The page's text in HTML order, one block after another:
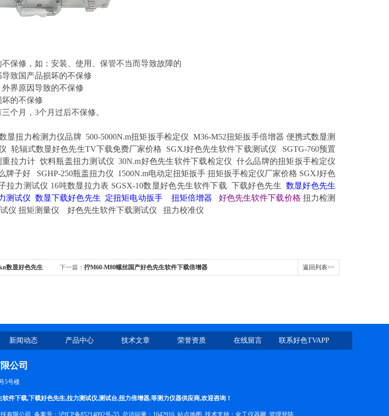
，如：安装、使用、保管不当而导致故障的
致国产品损坏的不保修
，外界原因导致的不保修
的不保修
，3个月过后不保修。
显扭力检测力仪品牌 500-5000N.m扭矩扳手检定仪 M36-M52扭矩扳手倍增器 便携式数显测
轮辐式数显好色先生TV下载免费厂家价格 SGXJ好色先生软件下载测试仪
SGTG-760预置
重拉力计 饮料瓶盖扭力测试仪 30N.m好色先生软件下载检定仪 什么品牌的扭矩扳手检定仪
牌子好 SGHP-250瓶盖扭力仪 1500N.m电动定扭矩扳手 扭矩扳手检定仪厂家价格 SGXJ好色
拉力测试仪 16吨数显拉力表 SGSX-10数显好色先生软件下载 下载好色先生 数显好色先生
测试仪 数显下载好色先生 定扭矩电动扳手 扭矩倍增器 好色先生软件下载价格扭力检测
仪 扭矩测量仪 好色先生软件下载测试仪
扭力校准仪
数显好色先生 下一篇： 拧M60-M80螺丝国产好色先生软件下载倍增器 返回列表>>
新闻动态 产品中心 技术文章 荣誉资质 在线留言 联系好色TVAPP
公司
5号楼
软件下载,下载好色先生,拉力测试仪,测试台,扭力倍增器,等测力仪器供应商,欢迎咨询！
有限公司 备案号： 沪ICP备85214092号-55 总访问量：1642916 站点地图 技术支持： 化工仪器网 管理登陆